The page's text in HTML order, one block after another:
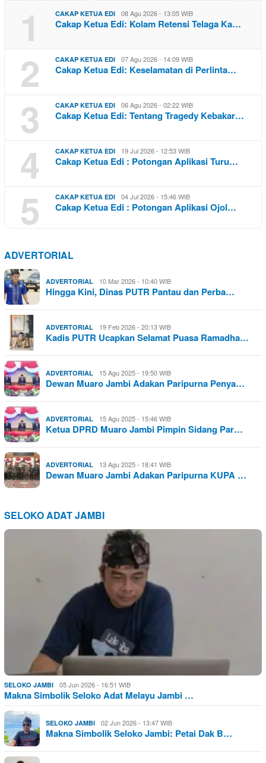
1 CAKAP KETUA EDI 08 Agu 2026 - 13:05 WIB
Cakap Ketua Edi: Kolam Retensi Telaga Ka…
2 CAKAP KETUA EDI 07 Agu 2026 - 14:09 WIB
Cakap Ketua Edi: Keselamatan di Perlinta…
3 CAKAP KETUA EDI 06 Agu 2026 - 02:22 WIB
Cakap Ketua Edi: Tentang Tragedy Kebakar…
4 CAKAP KETUA EDI 19 Jul 2026 - 12:53 WIB
Cakap Ketua Edi : Potongan Aplikasi Turu…
5 CAKAP KETUA EDI 04 Jul 2026 - 15:46 WIB
Cakap Ketua Edi : Potongan Aplikasi Ojol…
ADVERTORIAL
ADVERTORIAL 10 Mar 2026 - 10:40 WIB
Hingga Kini, Dinas PUTR Pantau dan Perba…
ADVERTORIAL 19 Feb 2026 - 20:13 WIB
Kadis PUTR Ucapkan Selamat Puasa Ramadha…
ADVERTORIAL 15 Agu 2025 - 19:50 WIB
Dewan Muaro Jambi Adakan Paripurna Penya…
ADVERTORIAL 15 Agu 2025 - 15:46 WIB
Ketua DPRD Muaro Jambi Pimpin Sidang Par…
ADVERTORIAL 13 Agu 2025 - 18:41 WIB
Dewan Muaro Jambi Adakan Paripurna KUPA …
SELOKO ADAT JAMBI
SELOKO JAMBI 05 Jun 2026 - 16:51 WIB
Makna Simbolik Seloko Adat Melayu Jambi …
SELOKO JAMBI 02 Jun 2026 - 13:47 WIB
Makna Simbolik Seloko Jambi: Petai Dak B…